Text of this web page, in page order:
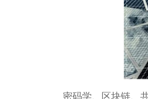
密码学、区块链、